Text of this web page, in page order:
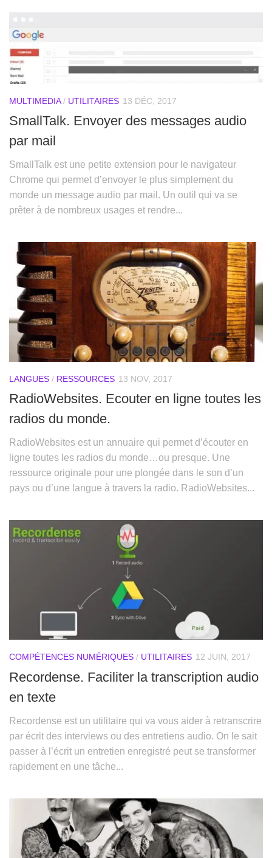
MULTIMEDIA/ UTILITAIRES 13 DÉC, 2017
SmallTalk. Envoyer des messages audio
par mail
SmallTalk est une petite extension pour le navigateur
Chrome qui permet d’envoyer le plus simplement du
monde un message audio par mail. Un outil qui va se
prêter à de nombreux usages et rendre...
LANGUES / RESSOURCES 13 NOV, 2017
RadioWebsites. Ecouter en ligne toutes les
radios du monde.
RadioWebsites est un annuaire qui permet d’écouter en
ligne toutes les radios du monde…ou presque. Une
ressource originale pour une plongée dans le son d’un
pays ou d’une langue à travers la radio. RadioWebsites...
COMPÉTENCES NUMÉRIQUES / UTILITAIRES 12 JUIN, 2017
Recordense. Faciliter la transcription audio
en texte
Recordense est un utilitaire qui va vous aider à retranscrire
par écrit des interviews ou des entretiens audio. On le sait
passer à l’écrit un entretien enregistré peut se transformer
rapidement en une tâche...